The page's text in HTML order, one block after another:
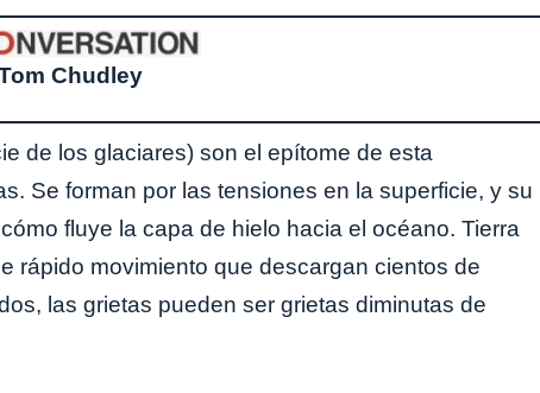
Chudley
de los glaciares) son el epítome de esta
Se forman por las tensiones en la superficie, y su
fluye la capa de hielo hacia el océano. Tierra
rápido movimiento que descargan cientos de
las grietas pueden ser grietas diminutas de